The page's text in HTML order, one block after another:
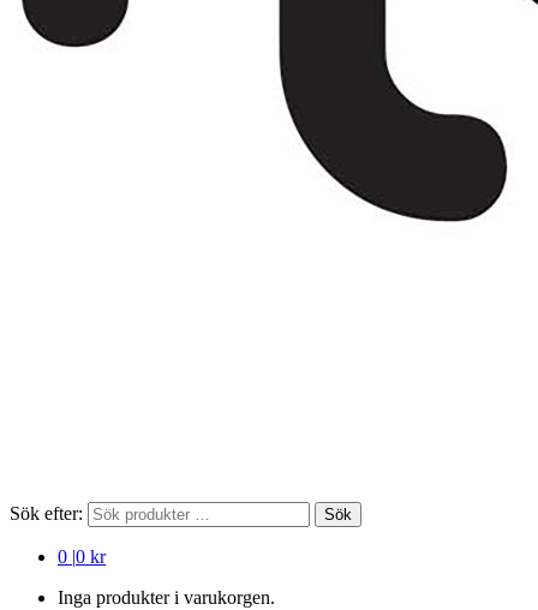
Sök efter: Sök
0 |0 kr
Inga produkter i varukorgen.